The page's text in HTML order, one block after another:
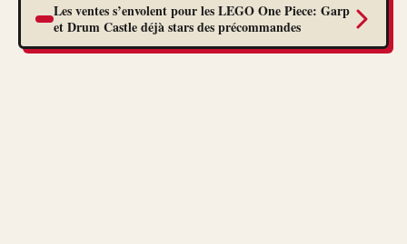
Les ventes s’envolent pour les LEGO One Piece: Garp
et Drum Castle déjà stars des précommandes